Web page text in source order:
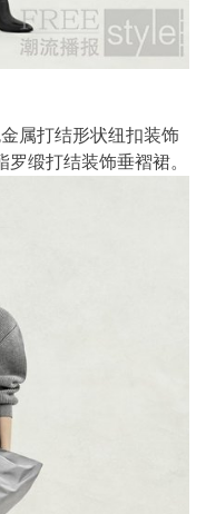
属打结形状纽扣装饰
缎打结装饰垂褶裙。